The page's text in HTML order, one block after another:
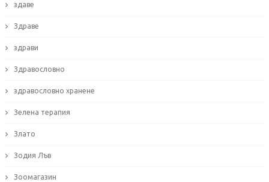
здаве
Здраве
здрави
Здравословно
здравословно хранене
Зелена терапия
Злато
Зодия Лъв
Зоомагазин